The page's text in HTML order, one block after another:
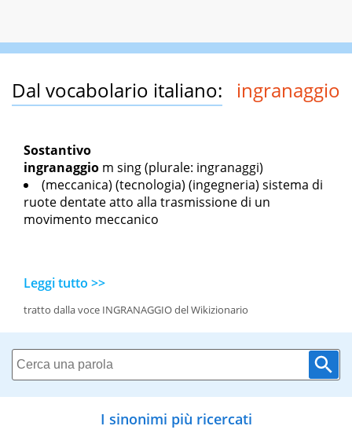
Dal vocabolario italiano: ingranaggio
Sostantivo
ingranaggio m sing(plurale: ingranaggi)
(meccanica) (tecnologia) (ingegneria) sistema di
ruote dentate atto alla trasmissione di un
movimento meccanico
Leggi tutto >>
tratto dalla voce INGRANAGGIO del Wikizionario
I sinonimi più ricercati